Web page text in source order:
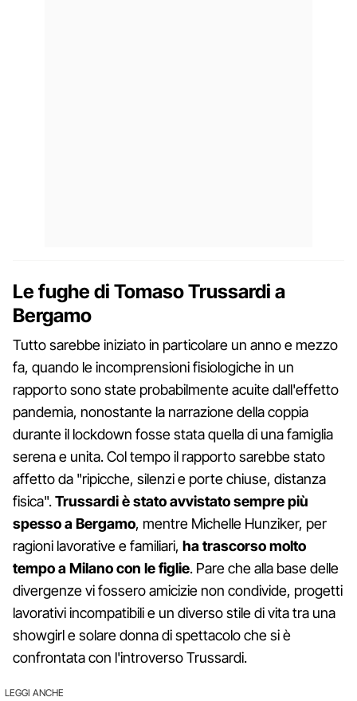
Le fughe di Tomaso Trussardi a
Bergamo
Tutto sarebbe iniziato in particolare un anno e mezzo
fa, quando le incomprensioni fisiologiche in un
rapporto sono state probabilmente acuite dall'effetto
pandemia, nonostante la narrazione della coppia
durante il lockdown fosse stata quella di una famiglia
serena e unita. Col tempo il rapporto sarebbe stato
affetto da "ripicche, silenzi e porte chiuse, distanza
fisica".Trussardi è stato avvistato sempre più
spesso a Bergamo, mentre Michelle Hunziker, per
ragioni lavorative e familiari, ha trascorso molto
tempo a Milano con le figlie. Pare che alla base delle
divergenze vi fossero amicizie non condivide, progetti
lavorativi incompatibili e un diverso stile di vita tra una
showgirl e solare donna di spettacolo che si è
confrontata con l'introverso Trussardi.
LEGGI ANCHE